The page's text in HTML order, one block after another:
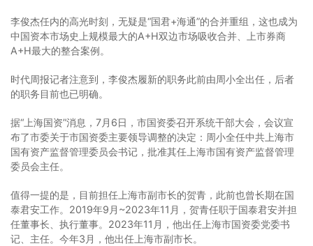
李俊杰任内的高光时刻，无疑是“国君+海通”的合并重组，这也成为
中国资本市场史上规模最大的A+H双边市场吸收合并、上市券商
A+H最大的整合案例。
时代周报记者注意到，李俊杰履新的职务此前由周小全出任，后者
的职务目前也已明确。
据“上海国资”消息， 7月6日，市国资委召开系统干部大会，会议宣
布了市委关于市国资委主要领导调整的决定：周小全任中共上海市
国有资产监督管理委员会书记，批准其任上海市国有资产监督管理
委员会主任。
值得一提的是，目前担任上海市副市长的贺青，此前也曾长期在国
泰君安工作。2019年9月~2023年11月，贺青任职于国泰君安并担
任董事长、执行董事。2023年11月，他出任上海市国资委党委书
记、主任。今年3月，他出任上海市副市长。